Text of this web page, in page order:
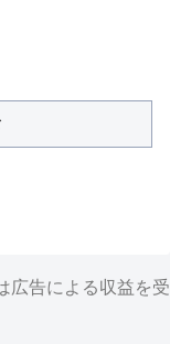
広告による収益を受